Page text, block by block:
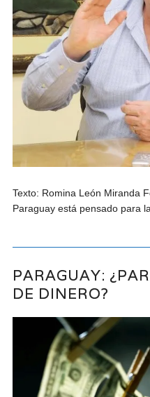
Texto: Romina León Miranda
Paraguay está pensado para
PARAGUAY:
DE DINERO?